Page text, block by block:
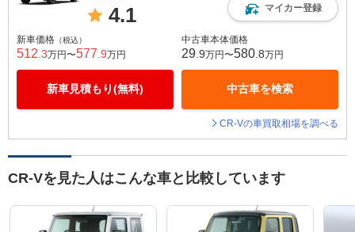
4.1 マイカー登録
新車価格 （税込）
512 .3万円〜577 .9万円
新車見積もり(無料)
中古車本体価格
29 .9万円〜580 .8万円
中古車を検索
CR-Vの車買取相場を調べる
CR-Vを見た人はこんな車と比較しています